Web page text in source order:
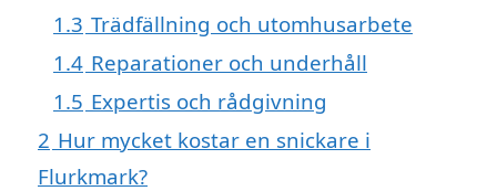
1.3 Trädfällning och utomhusarbete
1.4 Reparationer och underhåll
1.5 Expertis och rådgivning
2 Hur mycket kostar en snickare i
Flurkmark?